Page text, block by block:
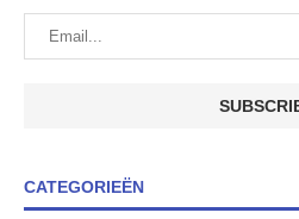
CATEGORIEËN